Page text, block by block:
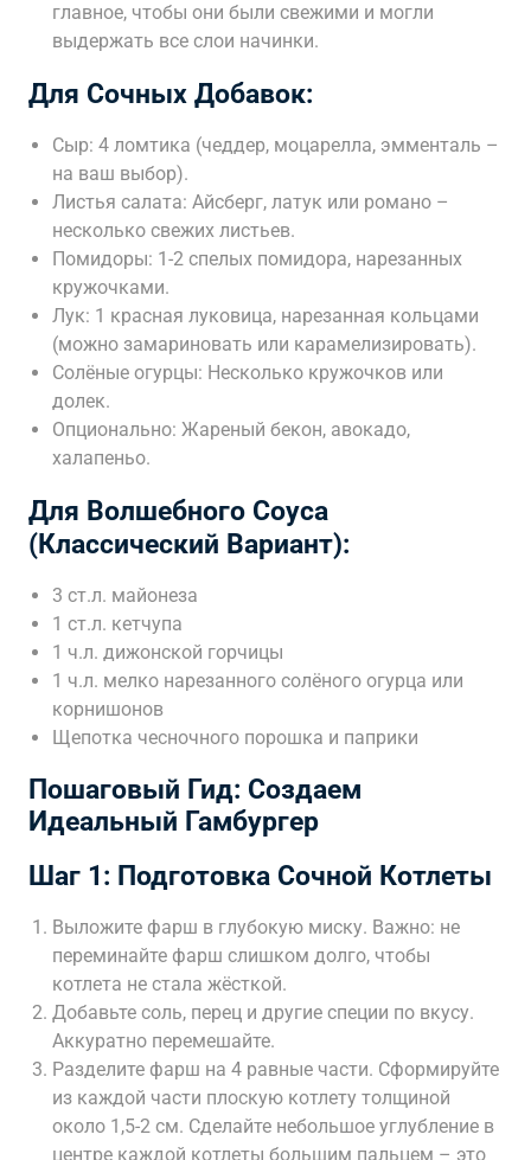
главное, чтобы они были свежими и могли
выдержать все слои начинки.
Для Сочных Добавок:
Сыр: 4 ломтика (чеддер, моцарелла, эмменталь –
на ваш выбор).
Листья салата: Айсберг, латук или романо –
несколько свежих листьев.
Помидоры: 1-2 спелых помидора, нарезанных
кружочками.
Лук: 1 красная луковица, нарезанная кольцами
(можно замариновать или карамелизировать).
Солёные огурцы: Несколько кружочков или
долек.
Опционально: Жареный бекон, авокадо,
халапеньо.
Для Волшебного Соуса
(Классический Вариант):
3 ст.л. майонеза
1 ст.л. кетчупа
1 ч.л. дижонской горчицы
1 ч.л. мелко нарезанного солёного огурца или
корнишонов
Щепотка чесночного порошка и паприки
Пошаговый Гид: Создаем
Идеальный Гамбургер
Шаг 1: Подготовка Сочной Котлеты
Выложите фарш в глубокую миску. Важно: не
переминайте фарш слишком долго, чтобы
котлета не стала жёсткой.
Добавьте соль, перец и другие специи по вкусу.
Аккуратно перемешайте.
Разделите фарш на 4 равные части. Сформируйте
из каждой части плоскую котлету толщиной
около 1,5-2 см. Сделайте небольшое углубление в
центре каждой котлеты большим пальцем – это